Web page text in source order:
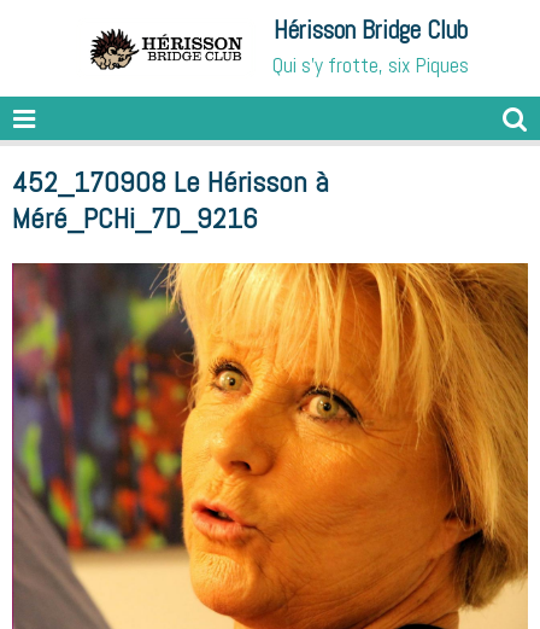
Hérisson Bridge Club
Qui s'y frotte, six Piques
452_170908 Le Hérisson à
Méré_PCHi_7D_9216